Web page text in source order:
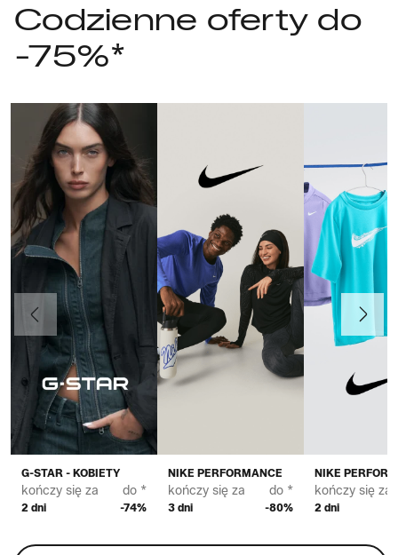
Codzienne oferty do
-75%*
G-STAR - KOBIETY
kończy się za
2 dni
do *
-74%
NIKE PERFORMANCE
kończy się za
3 dni
do *
-80%
NIKE
kończy się za
2 dni
Poprzedni Dalej